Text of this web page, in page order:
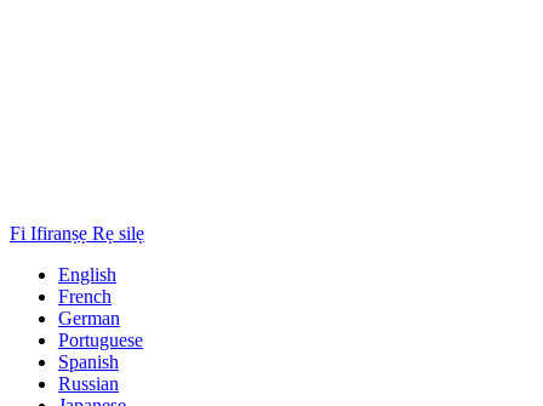
Fi Ifiranṣẹ Rẹ silẹ
English
French
German
Portuguese
Spanish
Russian